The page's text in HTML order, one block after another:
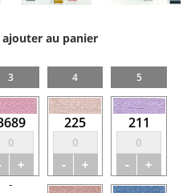
ajouter au panier
3 4 5
+
225
- +
211
- +
-